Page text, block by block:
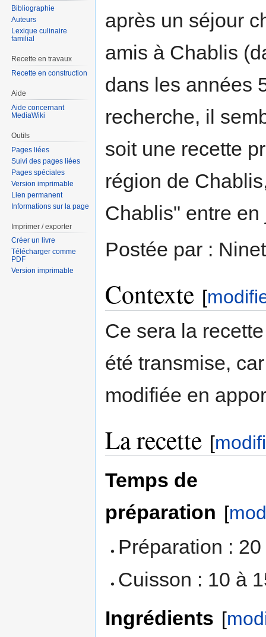
après un séjour
amis à Chablis
dans les années
recherche, il
soit une recette
région de
Chablis" entre en
Postée par :
Contexte [
Ce sera la
été transmise,
modifiée en
La recette [
Temps de
préparation [
Préparation :
Cuisson : 10 à
Ingrédients [
Bibliographie
Auteurs
Lexique culinaire
familial
Recette en travaux
Recette en construction
Aide
Aide concernant
MediaWiki
Outils
Pages liées
Suivi des pages liées
Pages spéciales
Version imprimable
Lien permanent
Informations sur la page
Imprimer / exporter
Créer un livre
Télécharger comme
PDF
Version imprimable